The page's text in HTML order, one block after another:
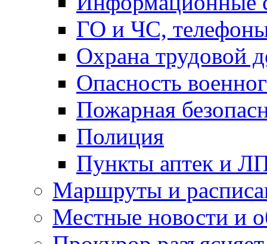
ГО и ЧС,
Охрана трудовой
Опасность
Пожарная
Полиция
Пункты аптек и
Маршруты и
Местные новости и